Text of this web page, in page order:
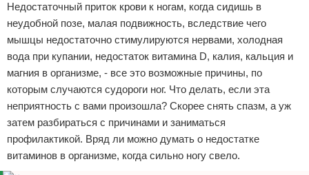
Отказ от ответственности
Недостаточный приток крови к ногам, когда сидишь в
неудобной позе, малая подвижность, вследствие чего
мышцы недостаточно стимулируются нервами, холодная
вода при купании, недостаток витамина D, калия, кальция и
магния в организме, - все это возможные причины, по
которым случаются судороги ног. Что делать, если эта
неприятность с вами произошла? Скорее снять спазм, а уж
затем разбираться с причинами и заниматься
профилактикой. Вряд ли можно думать о недостатке
витаминов в организме, когда сильно ногу свело.